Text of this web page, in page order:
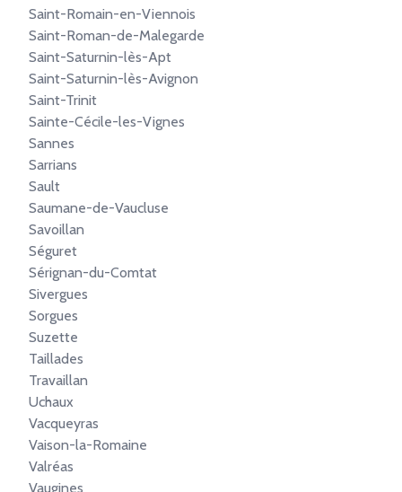
Saint-Romain-en-Viennois
Saint-Roman-de-Malegarde
Saint-Saturnin-lès-Apt
Saint-Saturnin-lès-Avignon
Saint-Trinit
Sainte-Cécile-les-Vignes
Sannes
Sarrians
Sault
Saumane-de-Vaucluse
Savoillan
Séguret
Sérignan-du-Comtat
Sivergues
Sorgues
Suzette
Taillades
Travaillan
Uchaux
Vacqueyras
Vaison-la-Romaine
Valréas
Vaugines